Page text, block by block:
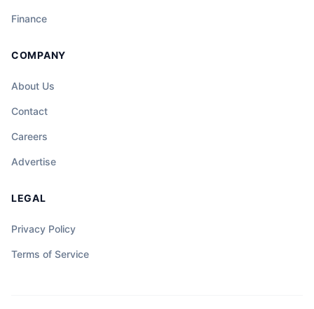
Finance
COMPANY
About Us
Contact
Careers
Advertise
LEGAL
Privacy Policy
Terms of Service